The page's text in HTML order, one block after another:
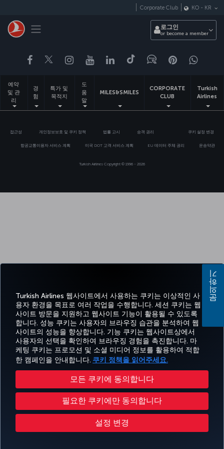
main
content
Turkish Airlines 웹사이트에서 사용하는 쿠키는 이상적인 사
용자 환경을 목표로 여러 작업을 수행합니다. 세션 쿠키는 웹
사이트 방문을 지원하고 웹사이트 기능이 활용될 수 있도록
합니다. 성능 쿠키는 사용자의 브라우징 습관을 분석하여 웹
사이트의 성능을 향상합니다. 기능 쿠키는 웹사이트상에서
사용자의 선택을 확인하여 브라우징 경험을 촉진합니다. 마
케팅 쿠키는 프로모션 및 소셜 미디어 정보를 활용하여 적합
한 캠페인을 안내합니다. 쿠키 정책을 읽어주세요.
모든 쿠키에 동의합니다
필요한 쿠키에만 동의합니다
설정 변경
Toggle navigation
Corporate Club KO - KR
로그인
or become a member
페이스북
트위터인스타그램
유튜브링크드인
틱톡블로그Pinterest
예약
및 관
리
경
험
특가 및
목적지
도
움
말
MILES&SMILES
CORPORATE
CLUB
Turkish
Airlines
접근성 개인정보보호 및 쿠키 정책 법률 고시 승객 권리 쿠키 설정 변경
항공교통이용자 서비스 계획 미국 DOT 고객 서비스 계획 EU 데이터 주체 권리 운송약관
Turkish Airlines Copyright © 1996 - 2026
문의하기